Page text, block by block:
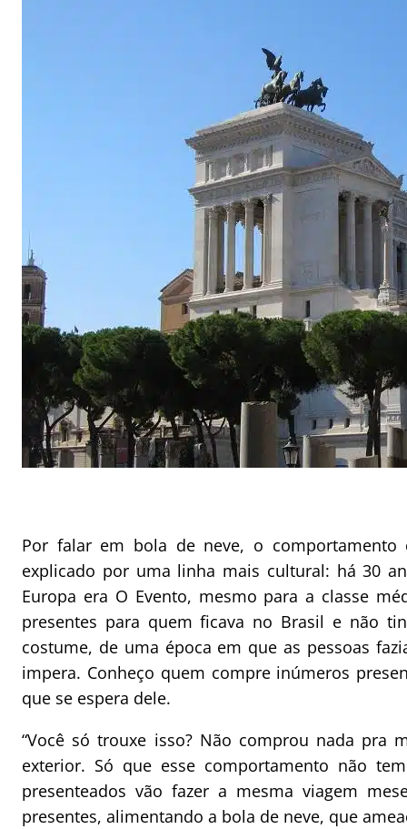
Por falar em bola de neve, o
explicado por uma linha mais cultural: há 30
Europa era O Evento, mesmo para a classe
presentes para quem ficava no Brasil e não
costume, de uma época em que as pessoas
impera. Conheço quem compre inúmeros
que se espera dele.
“Você só trouxe isso? Não comprou nada pra
exterior. Só que esse comportamento não
presenteados vão fazer a mesma viagem
presentes, alimentando a bola de neve, que